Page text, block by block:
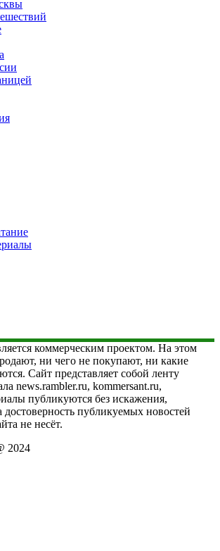
коммерческим проектом. На этом
ни чего не покупают, ни какие
Сайт представляет собой ленту
news.rambler.ru, kommersant.ru,
публикуются без искажения,
достоверность публикуемых новостей
не несёт.
2024